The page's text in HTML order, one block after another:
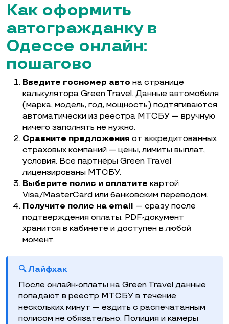
Как оформить
автогражданку в
Одессе онлайн:
пошагово
Введите госномер авто на странице
калькулятора Green Travel. Данные автомобиля
(марка, модель, год, мощность) подтягиваются
автоматически из реестра МТСБУ — вручную
ничего заполнять не нужно.
Сравните предложения от аккредитованных
страховых компаний — цены, лимиты выплат,
условия. Все партнёры Green Travel
лицензированы МТСБУ.
Выберите полис и оплатите картой
Visa/MasterCard или банковским переводом.
Получите полис на email — сразу после
подтверждения оплаты. PDF-документ
хранится в кабинете и доступен в любой
момент.
🔍 Лайфхак
После онлайн-оплаты на Green Travel данные
попадают в реестр МТСБУ в течение
нескольких минут — ездить с распечатанным
полисом не обязательно. Полиция и камеры